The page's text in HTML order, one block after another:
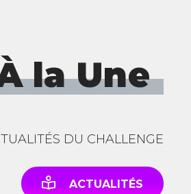
la Une
DU CHALLENGE
ACTUALITÉS